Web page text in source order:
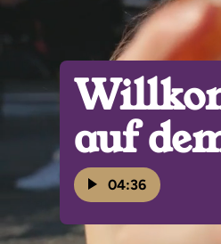
auf
04:36